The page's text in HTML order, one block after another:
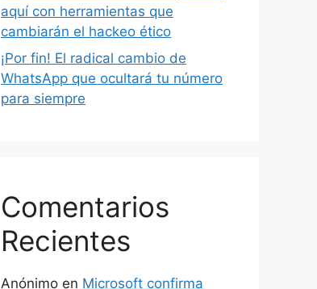
aquí con herramientas que
cambiarán el hackeo ético
¡Por fin! El radical cambio de
WhatsApp que ocultará tu número
para siempre
Comentarios
Recientes
Anónimo en Microsoft confirma